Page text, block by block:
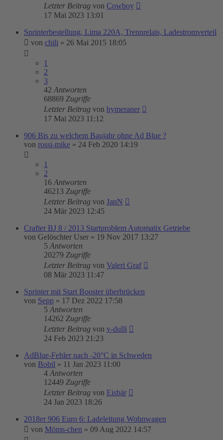
Letzter Beitrag von Cowboy
17 Mai 2023 13:01
Sprinterbestellung, Lima 220A, Trennrelais, Ladestromverteil
von chili » 26 Mai 2015 18:05
1
2
3
42 Antworten
68869 Zugriffe
Letzter Beitrag von hymeraner
17 Mai 2023 11:12
906 Bis zu welchem Baujahr ohne Ad Blue ?
von rossi-mike » 24 Feb 2020 14:19
1
2
16 Antworten
46213 Zugriffe
Letzter Beitrag von JanN
24 Mär 2023 12:45
Crafter BJ 8 / 2013 Startproblem Automatix Getriebe
von Gelöschter User » 19 Nov 2017 13:27
5 Antworten
20279 Zugriffe
Letzter Beitrag von Valeri Graf
08 Mär 2023 11:47
Sprinter mit Start Booster überbrücken
von Sepp » 17 Dez 2022 17:58
5 Antworten
14262 Zugriffe
Letzter Beitrag von v-dulli
24 Feb 2023 21:23
AdBlue-Fehler nach -20°C in Schweden
von Bobil » 11 Jan 2023 11:00
4 Antworten
12449 Zugriffe
Letzter Beitrag von Eisbär
24 Jan 2023 18:26
2018er 906 Euro 6: Ladeleitung Wohnwagen
von Möms-chen » 09 Aug 2022 14:57